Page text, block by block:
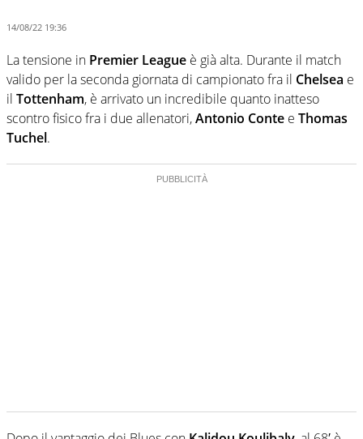
14/08/22 19:36
La tensione in Premier League è già alta. Durante il match
valido per la seconda giornata di campionato fra il Chelsea e
il Tottenham, è arrivato un incredibile quanto inatteso
scontro fisico fra i due allenatori,Antonio Conte e Thomas
Tuchel.